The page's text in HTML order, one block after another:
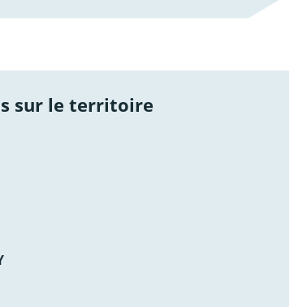
sur le territoire